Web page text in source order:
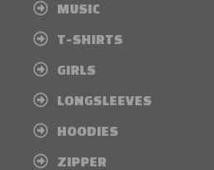
MUSIC
T-SHIRTS
GIRLS
LONGSLEEVES
HOODIES
ZIPPER